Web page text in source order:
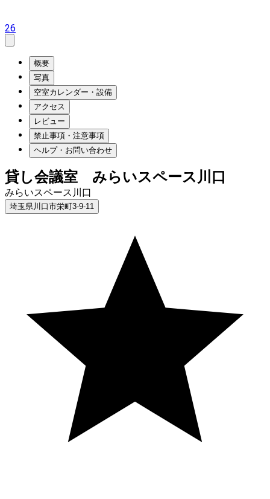
26
概要
写真
空室カレンダー・設備
アクセス
レビュー
禁止事項・注意事項
ヘルプ・お問い合わせ
貸し会議室 みらいスペース川口
みらいスペース川口
埼玉県川口市栄町3-9-11